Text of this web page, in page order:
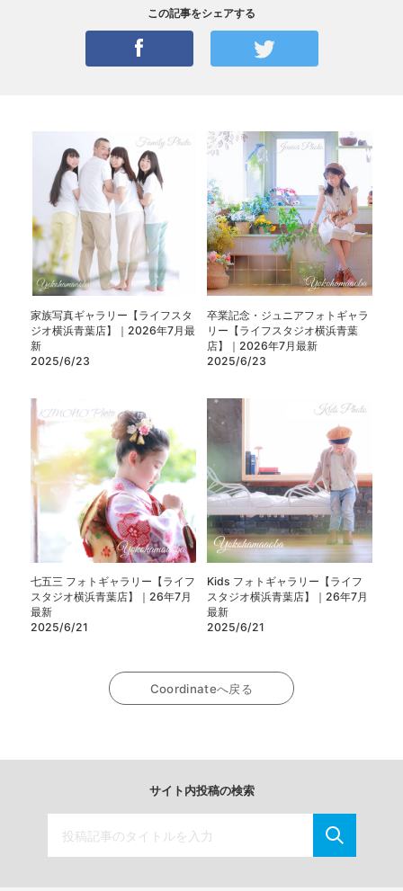
この記事をシェアする
家族写真ギャラリー【ライフスタ
ジオ横浜青葉店】｜2026年7月最
新
2025/6/23
卒業記念・ジュニアフォトギャラ
リー【ライフスタジオ横浜青葉
店】｜2026年7月最新
2025/6/23
七五三 フォトギャラリー【ライフ
スタジオ横浜青葉店】｜26年7月
最新
2025/6/21
Kids フォトギャラリー【ライフ
スタジオ横浜青葉店】｜26年7月
最新
2025/6/21
Coordinateへ戻る
サイト内投稿の検索